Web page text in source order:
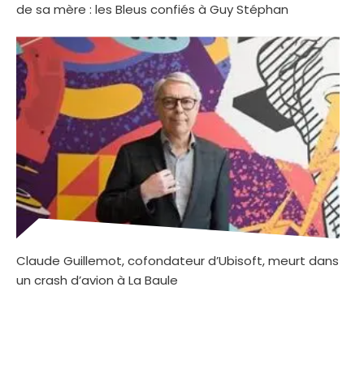
de sa mère : les Bleus confiés à Guy Stéphan
Claude Guillemot, cofondateur d’Ubisoft, meurt dans
un crash d’avion à La Baule